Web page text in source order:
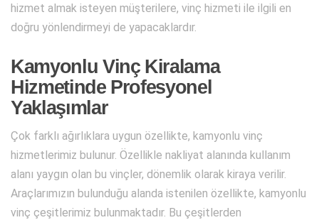
hizmet almak isteyen müşterilere, vinç hizmeti ile ilgili en
doğru yönlendirmeyi de yapacaklardır.
Kamyonlu Vinç Kiralama
Hizmetinde Profesyonel
Yaklaşımlar
Çok farklı ağırlıklara uygun özellikte, kamyonlu vinç
hizmetlerimiz bulunur. Özellikle nakliyat alanında kullanım
alanı yaygın olan bu vinçler, dönemlik olarak kiraya verilir.
Araçlarımızın bulunduğu alanda istenilen özellikte, kamyonlu
vinç çeşitlerimiz bulunmaktadır. Bu çeşitlerden